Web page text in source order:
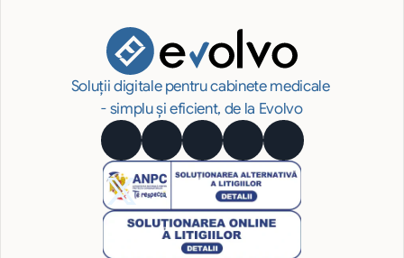
Soluții digitale pentru cabinete medicale
- simplu și eficient, de la Evolvo